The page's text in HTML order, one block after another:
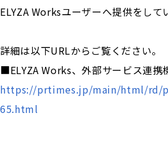
ELYZA Worksユーザーへ提供をして
詳細は以下URLからご覧ください。
■ELYZA Works、外部サービス連携
https://prtimes.jp/main/html/rd/
65.html